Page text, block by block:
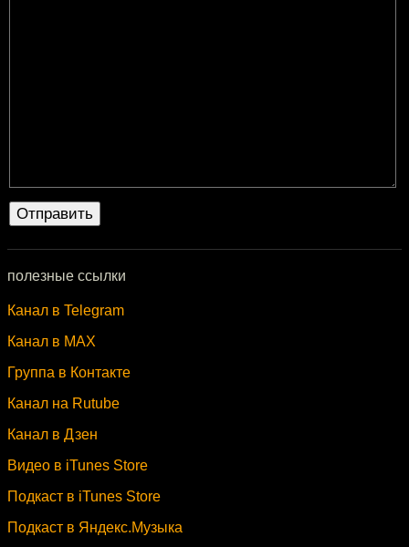
полезные ссылки
Канал в Telegram
Канал в MAX
Группа в Контакте
Канал на Rutube
Канал в Дзен
Видео в iTunes Store
Подкаст в iTunes Store
Подкаст в Яндекс.Музыка